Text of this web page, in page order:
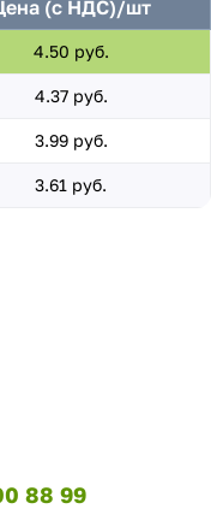
(с НДС)/шт
4.50 руб.
4.37 руб.
3.99 руб.
3.61 руб.
88 99